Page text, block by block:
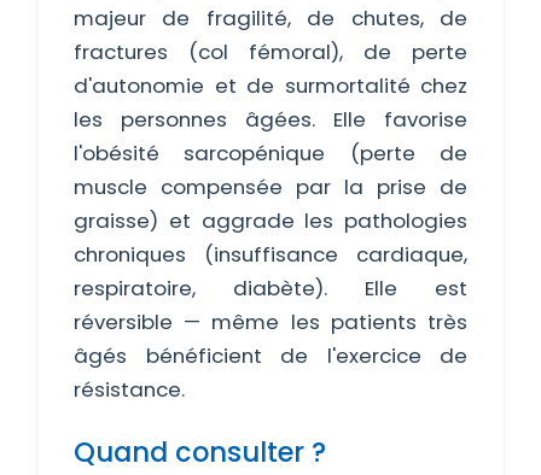
majeur de fragilité, de chutes, de
fractures (col fémoral), de perte
d'autonomie et de surmortalité chez
les personnes âgées. Elle favorise
l'obésité sarcopénique (perte de
muscle compensée par la prise de
graisse) et aggrade les pathologies
chroniques (insuffisance cardiaque,
respiratoire, diabète). Elle est
réversible — même les patients très
âgés bénéficient de l'exercice de
résistance.
Quand consulter ?